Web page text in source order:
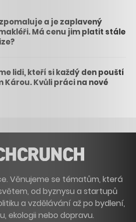
a je zaplavený
Má cenu jim platit stále
lidi, kteří si každý den pouští
Károu. Kvůli práci na nové
Věnujeme se tématům, která
od byznysu a startupů
a vzdělávání až po bydlení,
ekologii nebo dopravu.